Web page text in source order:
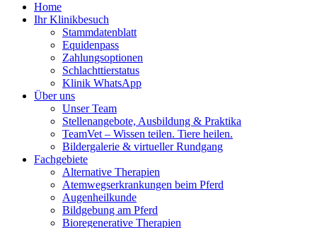
Home
Ihr Klinikbesuch
Stammdatenblatt
Equidenpass
Zahlungsoptionen
Schlachttierstatus
Klinik WhatsApp
Über uns
Unser Team
Stellenangebote, Ausbildung & Praktika
TeamVet – Wissen teilen. Tiere heilen.
Bildergalerie & virtueller Rundgang
Fachgebiete
Alternative Therapien
Atemwegserkrankungen beim Pferd
Augenheilkunde
Bildgebung am Pferd
Bioregenerative Therapien